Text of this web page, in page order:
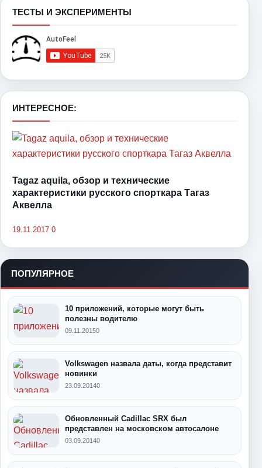
ТЕСТЫ И ЭКСПЕРИМЕНТЫ
ИНТЕРЕСНОЕ:
Tagaz aquila, обзор и технические
характеристики русского спорткара Тагаз
Аквелла
19.11.2017 0
ПОПУЛЯРНОЕ
10 приложений, которые могут быть
полезны водителю
09.11.20150
Volkswagen назвала даты, когда представит
новинки
23.09.20140
Обновленный Cadillac SRX был
представлен на московском автосалоне
03.09.20140